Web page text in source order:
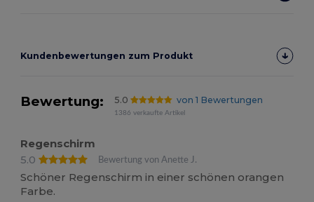
Kundenbewertungen zum Produkt
Bewertung: 5.0 von 1 Bewertungen
1386 verkaufte Artikel
Regenschirm
5.0
Bewertung von Anette J.
Schöner Regenschirm in einer schönen orangen
Farbe.